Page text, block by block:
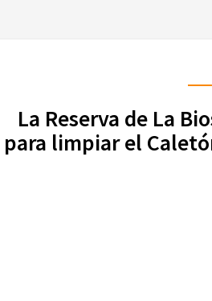
La Reserva de La
para limpiar el